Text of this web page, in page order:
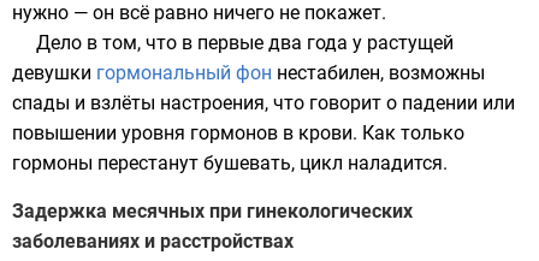
нужно — он всё равно ничего не покажет.
Дело в том, что в первые два года у растущей
девушки гормональный фон нестабилен, возможны
спады и взлёты настроения, что говорит о падении или
повышении уровня гормонов в крови. Как только
гормоны перестанут бушевать, цикл наладится.
Задержка месячных при гинекологических
заболеваниях и расстройствах